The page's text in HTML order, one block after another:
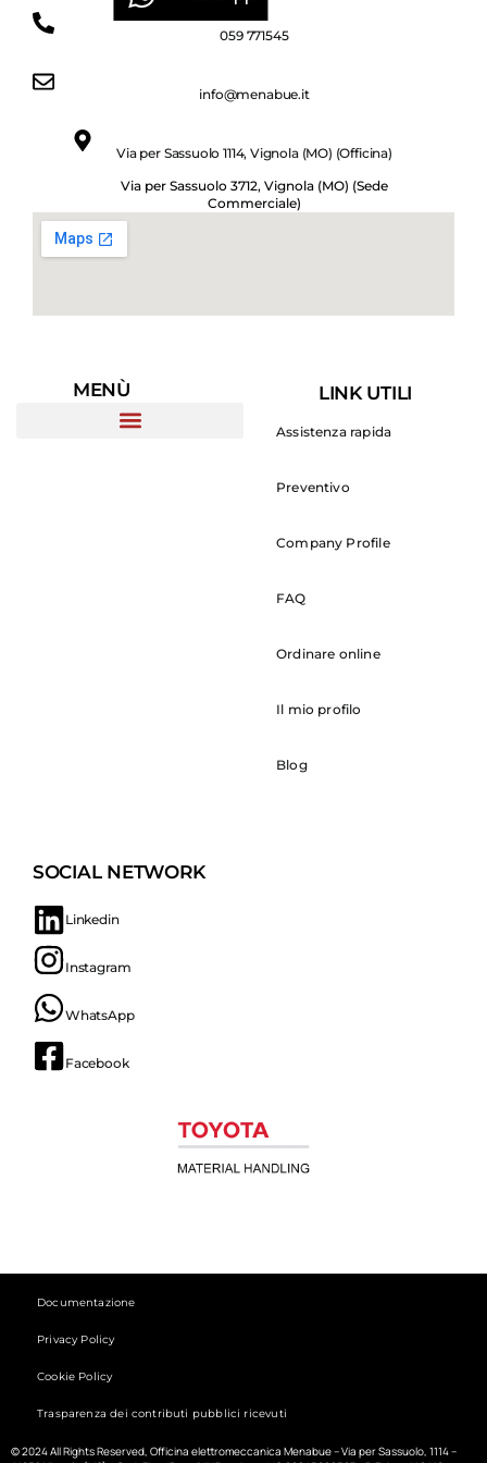
059 771545
info@menabue.it
Via per Sassuolo 1114, Vignola (MO) (Officina)
Via per Sassuolo 3712, Vignola (MO) (Sede
Commerciale)
MENÙ LINK UTILI
Assistenza rapida
Preventivo
Company Profile
FAQ
Ordinare online
Il mio profilo
Blog
SOCIAL NETWORK
Linkedin
Instagram
WhatsApp
Facebook
Documentazione
Privacy Policy
Cookie Policy
Trasparenza dei contributi pubblici ricevuti
© 2024 All Rights Reserved, Officina elettromeccanica Menabue – Via per Sassuolo, 1114 –